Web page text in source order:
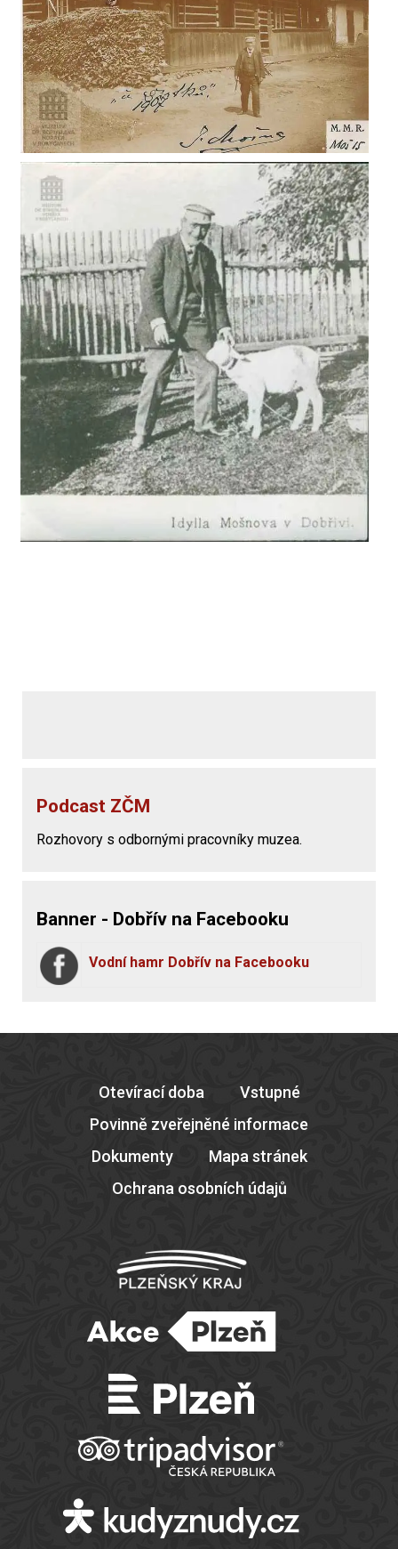
Podcast ZČM
Rozhovory s odbornými pracovníky muzea.
Banner - Dobřív na Facebooku
Vodní hamr Dobřív na Facebooku
Otevírací doba
Vstupné
Povinně zveřejněné informace
Dokumenty
Mapa stránek
Ochrana osobních údajů